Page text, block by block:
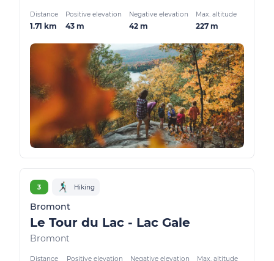
Distance
1.71 km
Positive elevation
43 m
Negative elevation
42 m
Max. altitude
227 m
3 Hiking
Bromont
Le Tour du Lac - Lac Gale
Bromont
Distance Positive elevation Negative elevation Max. altitude